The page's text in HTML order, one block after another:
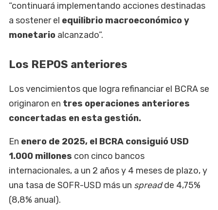
“continuará implementando acciones destinadas
a sostener el equilibrio macroeconómico y
monetario alcanzado”.
Los REPOS anteriores
Los vencimientos que logra refinanciar el BCRA se
originaron en tres operaciones anteriores
concertadas en esta gestión.
En enero de 2025, el BCRA consiguió USD
1.000 millones con cinco bancos
internacionales, a un 2 años y 4 meses de plazo, y
una tasa de SOFR-USD más un spreadde 4,75%
(8,8% anual).